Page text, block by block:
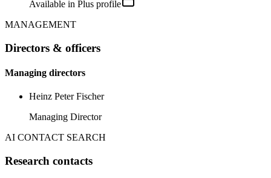
Available in Plus profile
MANAGEMENT
Directors & officers
Managing directors
Heinz Peter Fischer
Managing Director
AI CONTACT SEARCH
Research contacts